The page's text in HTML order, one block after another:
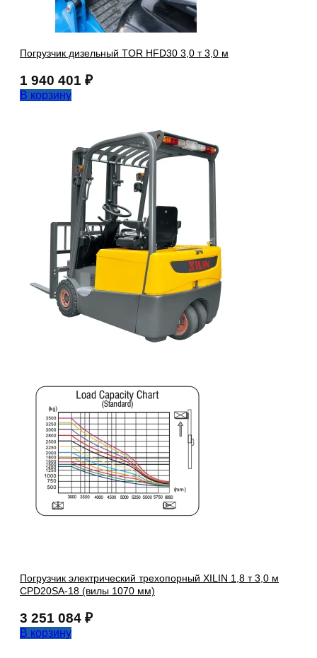
Погрузчик дизельный TOR HFD30 3,0 т 3,0 м
1 940 401 ₽
В корзину
Погрузчик электрический трехопорный XILIN 1,8 т 3,0 м
CPD20SA-18 (вилы 1070 мм)
3 251 084 ₽
В корзину